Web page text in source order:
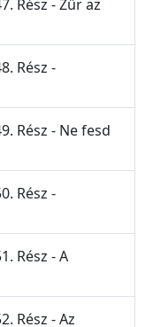
Rész - Zűr az
Rész -
Rész - Ne fesd
Rész -
Rész - A
Rész - Az